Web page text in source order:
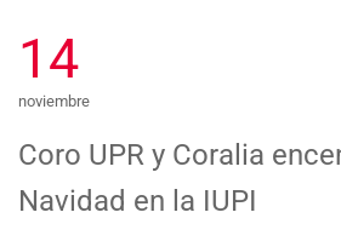
14
noviembre
Coro UPR y Coralia
Navidad en la IUPI